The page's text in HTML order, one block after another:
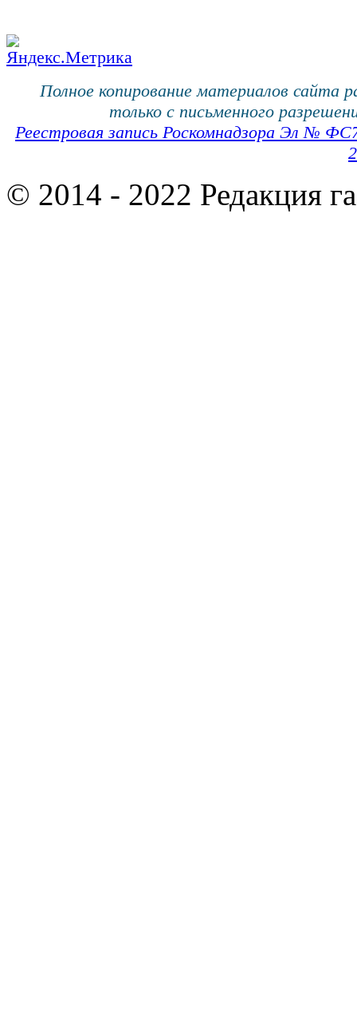
Полное копирование материалов сайта
только с письменного
Реестровая запись Роскомнадзора Эл №
© 2014 - 2022 Редакция